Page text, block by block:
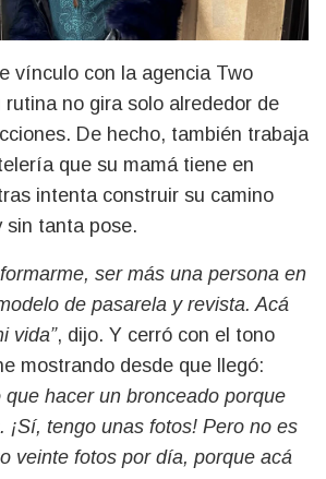
vínculo con la agencia Two
rutina no gira solo alrededor de
De hecho, también trabaja
que su mamá tiene en
intenta construir su camino
sin tanta pose.
ser más una persona en
de pasarela y revista. Acá
vida”, dijo. Y cerró con el tono
mostrando desde que llegó:
que hacer un bronceado porque
¡Sí, tengo unas fotos! Pero no es
veinte fotos por día, porque acá